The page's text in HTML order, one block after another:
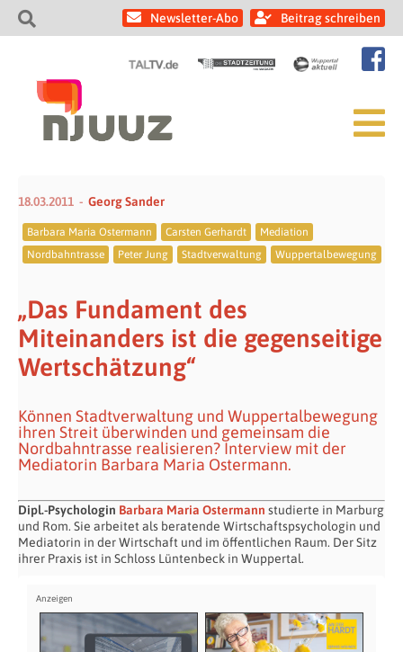
Newsletter-Abo Beitrag schreiben
18.03.2011 Georg Sander
Barbara Maria Ostermann Carsten Gerhardt
Mediation
Nordbahntrasse
Peter Jung Stadtverwaltung Wuppertalbewegung
„Das Fundament des
Miteinanders ist die gegenseitige
Wertschätzung“
Können Stadtverwaltung und Wuppertalbewegung
ihren Streit überwinden und gemeinsam die
Nordbahntrasse realisieren? Interview mit der
Mediatorin Barbara Maria Ostermann.
Dipl.-Psychologin Barbara Maria Ostermann studierte in Marburg
und Rom. Sie arbeitet als beratende Wirtschaftspsychologin und
Mediatorin in der Wirtschaft und im öffentlichen Raum. Der Sitz
ihrer Praxis ist in Schloss Lüntenbeck in Wuppertal.